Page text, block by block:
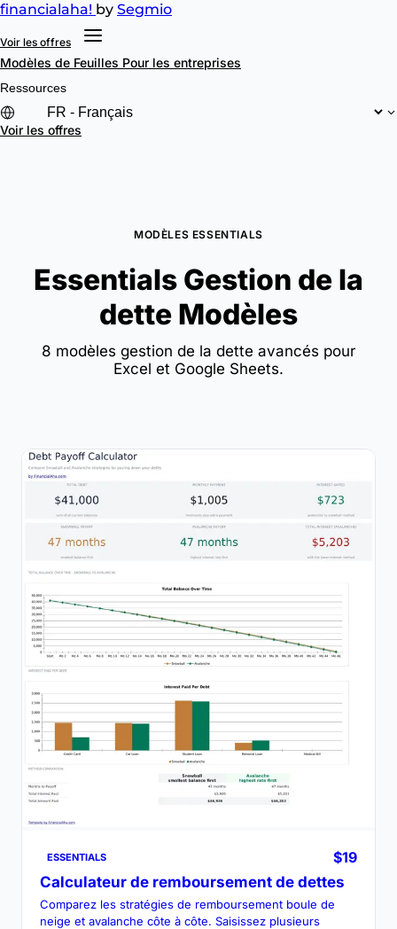
financialaha! by Segmio
Voir les offres
Modèles de Feuilles Pour les entreprises
Ressources
Voir les offres
MODÈLES ESSENTIALS
Essentials Gestion de la
dette Modèles
8 modèles gestion de la dette avancés pour
Excel et Google Sheets.
ESSENTIALS
$19
Calculateur de remboursement de dettes
Comparez les stratégies de remboursement boule de
neige et avalanche côte à côte. Saisissez plusieurs